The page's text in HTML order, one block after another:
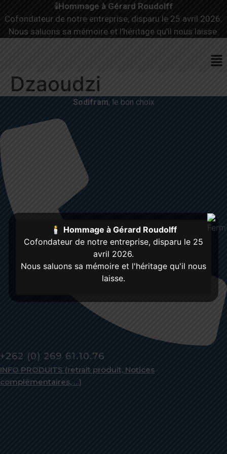
🕯️Hommage à Gérard Roudolff
Cofondateur de notre entreprise, disparu le 25 avril 2026.
Nous saluons sa mémoire et l’héritage qu’il nous laisse.
Dzaoudzi
Sodifram, le bon choix
+262 (0) 269 61.10.76
INFO PRODUITS (retrait produit, Notices
complémentaires, …)
🕯️ Hommage à Gérard Roudolff
Cofondateur de notre entreprise, disparu le 25
avril 2026.
Nous saluons sa mémoire et l'héritage qu'il nous
laisse.